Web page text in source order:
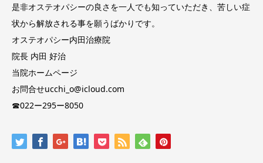
是非オステオパシーの良さを一人でも知っていただき、苦しい症
状から解放される事を願うばかりです。
オステオパシー内田治療院
院長 内田 好治
当院ホームページ
お問合せucchi_o@icloud.com
☎︎022ー295ー8050